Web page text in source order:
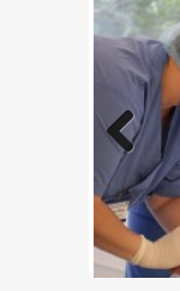
Previo
us